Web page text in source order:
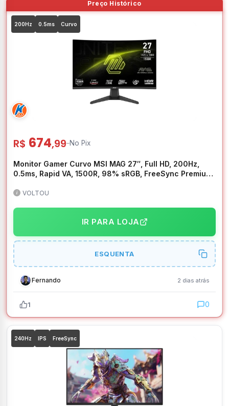
200Hz 0.5ms Curvo
R$ 674,99–No Pix
Monitor Gamer Curvo MSI MAG 27″, Full HD, 200Hz,
0.5ms, Rapid VA, 1500R, 98% sRGB, FreeSync Premium,
VOLTOU
IR PARA LOJA
ESQUENTA
Fernando 2 dias atrás
1 0
240Hz IPS FreeSync